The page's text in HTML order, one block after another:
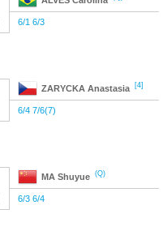
6/1 6/3
ZARYCKA Anastasia [4]
6/4 7/6(7)
MA Shuyue (Q)
6/3 6/4